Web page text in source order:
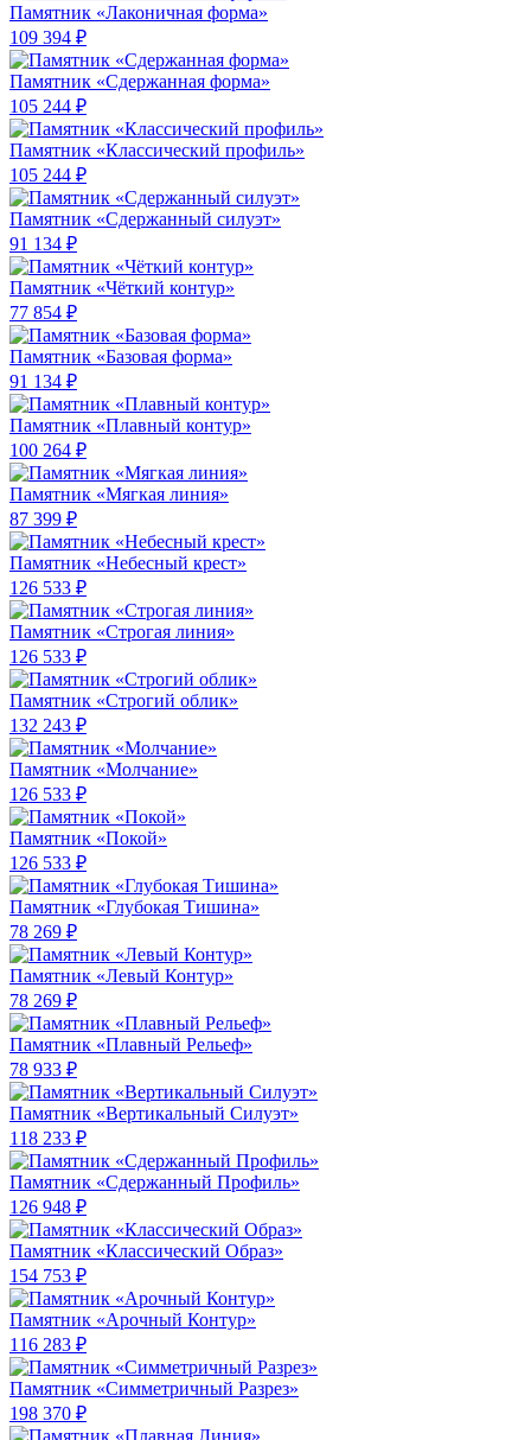
Памятник «Лаконичная форма»
109 394 ₽
Памятник «Сдержанная форма»
105 244 ₽
Памятник «Классический профиль»
105 244 ₽
Памятник «Сдержанный силуэт»
91 134 ₽
Памятник «Чёткий контур»
77 854 ₽
Памятник «Базовая форма»
91 134 ₽
Памятник «Плавный контур»
100 264 ₽
Памятник «Мягкая линия»
87 399 ₽
Памятник «Небесный крест»
126 533 ₽
Памятник «Строгая линия»
126 533 ₽
Памятник «Строгий облик»
132 243 ₽
Памятник «Молчание»
126 533 ₽
Памятник «Покой»
126 533 ₽
Памятник «Глубокая Тишина»
78 269 ₽
Памятник «Левый Контур»
78 269 ₽
Памятник «Плавный Рельеф»
78 933 ₽
Памятник «Вертикальный Силуэт»
118 233 ₽
Памятник «Сдержанный Профиль»
126 948 ₽
Памятник «Классический Образ»
154 753 ₽
Памятник «Арочный Контур»
116 283 ₽
Памятник «Симметричный Разрез»
198 370 ₽